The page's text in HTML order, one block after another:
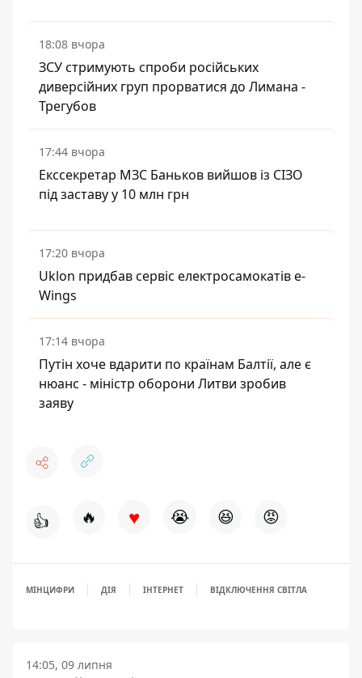
18:08 вчора
ЗСУ стримують спроби російських
диверсійних груп прорватися до Лимана -
Трегубов
17:44 вчора
Екссекретар МЗС Баньков вийшов із СІЗО
під заставу у 10 млн грн
17:20 вчора
Uklon придбав сервіс електросамокатів e-
Wings
17:14 вчора
Путін хоче вдарити по країнам Балтії, але є
нюанс - міністр оборони Литви зробив
заяву
👍 🔥 ♥ 😭 😆 😡
МІНЦИФРИ ДІЯ ІНТЕРНЕТ ВІДКЛЮЧЕННЯ СВІТЛА
14:05, 09 липня